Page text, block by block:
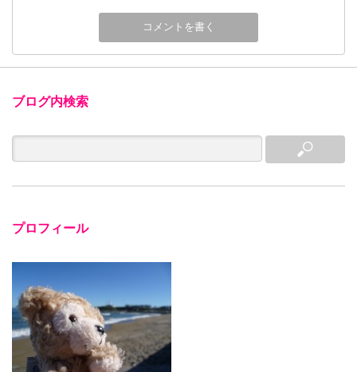
ブログ内検索
プロフィール